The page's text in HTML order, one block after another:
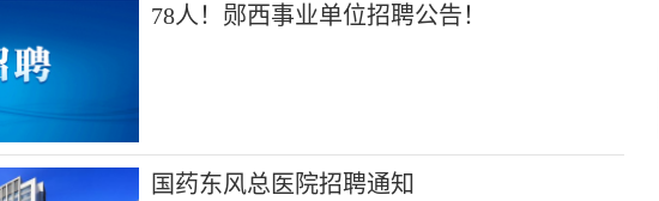
78人！郧西事业单位招聘公告！
国药东风总医院招聘通知